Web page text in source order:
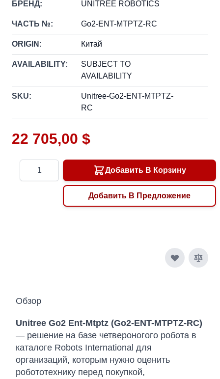
БРЕНД: UNITREE ROBOTICS
ЧАСТЬ №: Go2-ENT-MTPTZ-RC
ORIGIN: Китай
AVAILABILITY:
SUBJECT TO
AVAILABILITY
SKU:
Unitree-Go2-ENT-MTPTZ-
RC
22 705,00 $
Добавить В Корзину
Добавить В Предложение
Обзор
Unitree Go2 Ent-Mtptz (Go2-ENT-MTPTZ-RC)
— решение на базе четвероногого робота в
каталоге Robots International для
организаций, которым нужно оценить
робототехнику перед покупкой,